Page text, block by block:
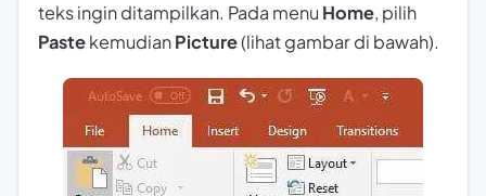
teks ingin ditampilkan. Pada menu Home, pilih
PastekemudianPicture(lihat gambar di bawah).